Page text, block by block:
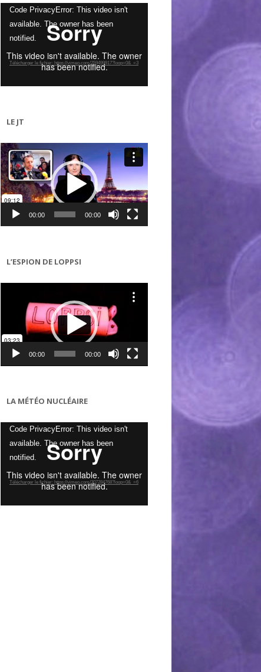
Lecteur
vidéo
Code PrivacyError: This video isn't
available. The owner has been
notified.
Télécharger le fichier: https://vimeo.com/259499917?loop=0&_=3
LE JT
Lecteur
vidéo
00:00 00:00
L’ESPION DE LOPPSI
Lecteur
00:00 00:00
LA MÉTÉO NUCLÉAIRE
Lecteur
vidéo
Code PrivacyError: This video isn't
available. The owner has been
notified.
Télécharger le fichier: https://vimeo.com/307284768?loop=0&_=6